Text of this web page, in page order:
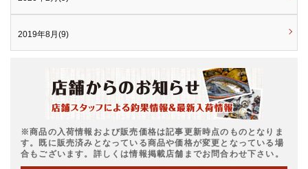
2019年8月(9)
※商品の入荷情報および販売価格は記事更新時点のものとなりま
す。既に販売済みとなっている商品や価格が変更となっている場
合もございます。詳しくは情報掲載店舗までお問合わせ下さい。